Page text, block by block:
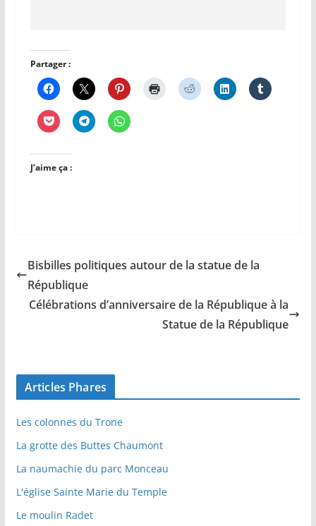
Partager :
J’aime ça :
Bisbilles politiques autour de la statue de la
République
Célébrations d’anniversaire de la République à la
Statue de la République
Articles Phares
Les colonnes du Trone
La grotte des Buttes Chaumont
La naumachie du parc Monceau
L'église Sainte Marie du Temple
Le moulin Radet